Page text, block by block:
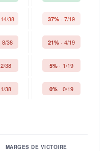
14/38 37% 7/19
8/38 21% 4/19
2/38 5% 1/19
1/38 0% 0/19
MARGES DE VICTOIRE